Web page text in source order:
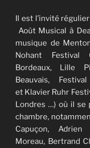
Il est l’invité
Août Musical à
musique de
Nohant
Bordeaux, Lille
Beauvais,
et Klavier Ruhr
Londres …) où il se
chambre,
Capuçon,
Moreau, Bertrand